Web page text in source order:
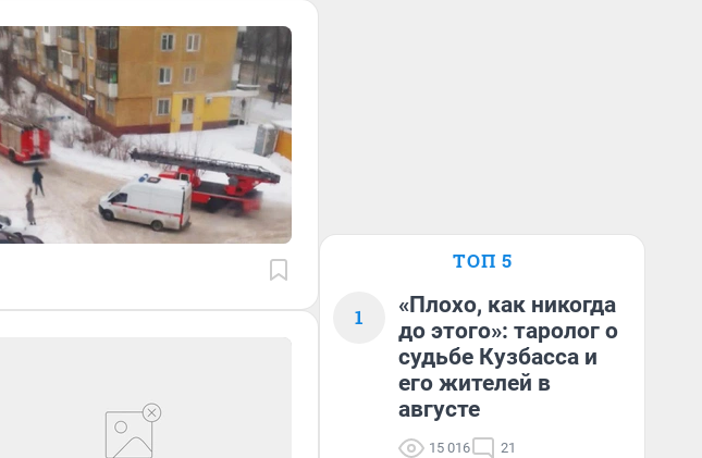
ТОП 5
1
«Плохо, как никогда
до этого»: таролог о
судьбе Кузбасса и
его жителей в
августе
15 016 21